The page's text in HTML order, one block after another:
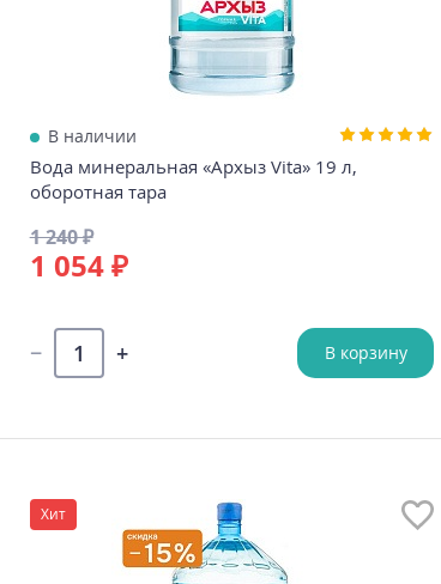
В наличии
Вода минеральная «Архыз Vita» 19 л,
оборотная тара
1 240 ₽
1 054 ₽
В корзину
Хит